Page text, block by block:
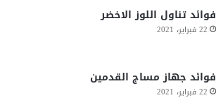
فوائد تناول اللوز الاخضر
22 فبراير، 2021
فوائد جهاز مساج القدمين
22 فبراير، 2021